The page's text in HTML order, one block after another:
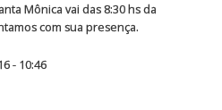
Mônica vai das 8:30 hs da
com sua presença.
- 10:46